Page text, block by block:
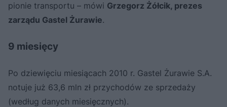
pionie transportu – mówi Grzegorz Żółcik, prezes
zarządu Gastel Żurawie.
9 miesięcy
Po dziewięciu miesiącach 2010 r. Gastel Żurawie S.A.
notuje już 63,6 mln zł przychodów ze sprzedaży
(według danych miesięcznych).